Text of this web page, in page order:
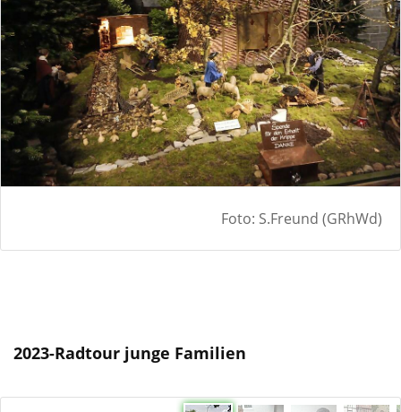
Foto: S.Freund (GRhWd)
2023-Radtour junge Familien